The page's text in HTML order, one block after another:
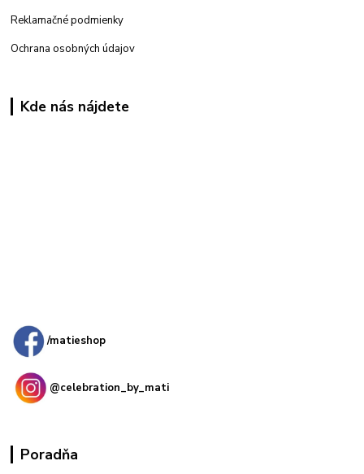
Reklamačné podmienky
Ochrana osobných údajov
Kde nás nájdete
/matieshop
@celebration_by_mati
Poradňa